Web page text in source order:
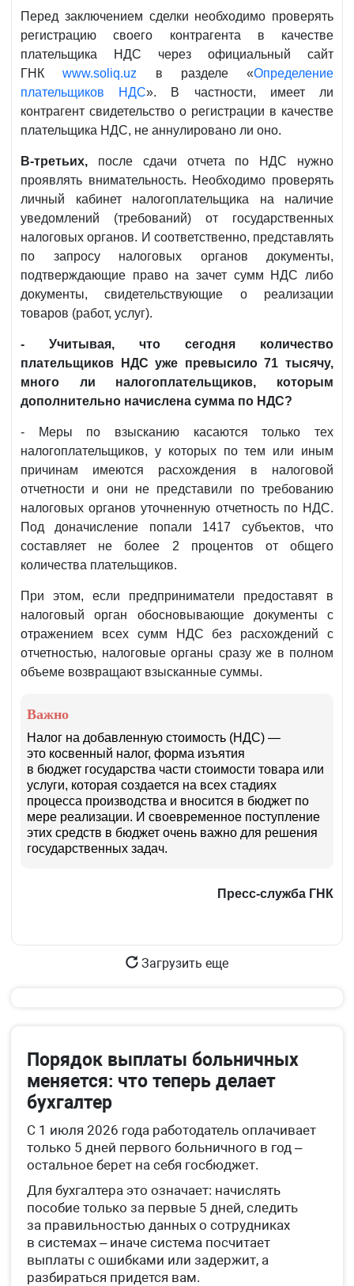
Перед заключением сделки необходимо проверять
регистрацию своего контрагента в качестве
плательщика НДС через официальный сайт
ГНКwww.soliq.uz в разделе «Определение
плательщиков НДС». В частности, имеет ли
контрагент свидетельство о регистрации в качестве
плательщика НДС, не аннулировано ли оно.
В-третьих, после сдачи отчета по НДС нужно
проявлять внимательность. Необходимо проверять
личный кабинет налогоплательщика на наличие
уведомлений (требований) от государственных
налоговых органов. И соответственно, представлять
по запросу налоговых органов документы,
подтверждающие право на зачет сумм НДС либо
документы, свидетельствующие о реализации
товаров (работ, услуг).
- Учитывая, что сегодня количество
плательщиков НДС уже превысило 71 тысячу,
много ли налогоплательщиков, которым
дополнительно начислена сумма по НДС?
- Меры по взысканию касаются только тех
налогоплательщиков, у которых по тем или иным
причинам имеются расхождения в налоговой
отчетности и они не представили по требованию
налоговых органов уточненную отчетность по НДС.
Под доначисление попали 1417 субъектов, что
составляет не более 2 процентов от общего
количества плательщиков.
При этом, если предприниматели предоставят в
налоговый орган обосновывающие документы с
отражением всех сумм НДС без расхождений с
отчетностью, налоговые органы сразу же в полном
объеме возвращают взысканные суммы.
Важно
Налог на добавленную стоимость (НДС) —
это косвенный налог, форма изъятия
в бюджет государства части стоимости товара или
услуги, которая создается на всех стадиях
процесса производства и вносится в бюджет по
мере реализации. И своевременное поступление
этих средств в бюджет очень важно для решения
государственных задач.
Пресс-служба ГНК
Загрузить еще
Порядок выплаты больничных
меняется: что теперь делает
бухгалтер
С 1 июля 2026 года работодатель оплачивает
только 5 дней первого больничного в год –
остальное берет на себя госбюджет.
Для бухгалтера это означает: начислять
пособие только за первые 5 дней, следить
за правильностью данных о сотрудниках
в системах – иначе система посчитает
выплаты с ошибками или задержит, а
разбираться придется вам.